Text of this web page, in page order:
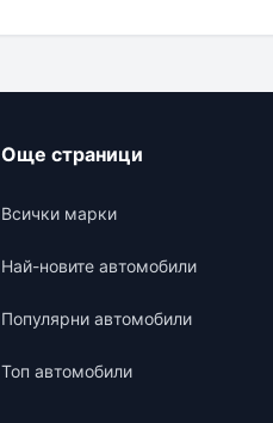
Още страници
Всички марки
Най-новите автомобили
Популярни автомобили
Топ автомобили